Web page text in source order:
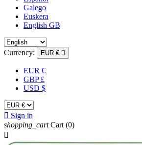
Galego
Euskera
English GB
Currency: EUR € 
EUR €
GBP £
USD $
 Sign in
shopping_cart Cart (0)
